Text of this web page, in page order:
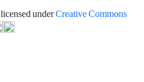
underCreative Commons